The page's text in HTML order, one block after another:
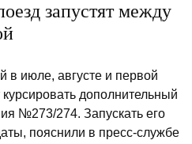
запустят между
в июле, августе и первой
дополнительный
№273/274. Запускать его
пояснили в пресс-службе